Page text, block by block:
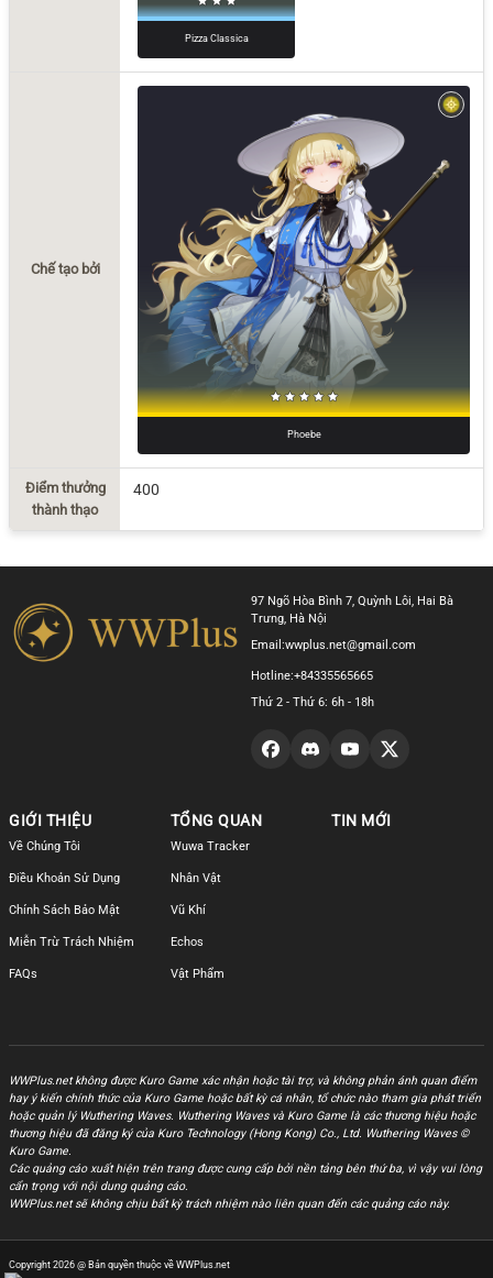
Pizza Classica
Chế tạo bởi
Phoebe
Điểm thưởng
thành thạo
400
97 Ngõ Hòa Bình 7, Quỳnh Lôi, Hai Bà
Trưng, Hà Nội
Email:wwplus.net@gmail.com
Hotline:+84335565665
Thứ 2 - Thứ 6: 6h - 18h
GIỚI THIỆU
Về Chúng Tôi
Điều Khoản Sử Dụng
Chính Sách Bảo Mật
Miễn Trừ Trách Nhiệm
FAQs
TỔNG QUAN
Wuwa Tracker
Nhân Vật
Vũ Khí
Echos
Vật Phẩm
TIN MỚI
WWPlus.net không được Kuro Game xác nhận hoặc tài trợ, và không phản ánh quan điểm
hay ý kiến chính thức của Kuro Game hoặc bất kỳ cá nhân, tổ chức nào tham gia phát triển
hoặc quản lý Wuthering Waves. Wuthering Waves và Kuro Game là các thương hiệu hoặc
thương hiệu đã đăng ký của Kuro Technology (Hong Kong) Co., Ltd. Wuthering Waves ©
Kuro Game.
Các quảng cáo xuất hiện trên trang được cung cấp bởi nền tảng bên thứ ba, vì vậy vui lòng
cẩn trọng với nội dung quảng cáo.
WWPlus.net sẽ không chịu bất kỳ trách nhiệm nào liên quan đến các quảng cáo này.
Copyright 2026 @ Bản quyền thuộc về WWPlus.net